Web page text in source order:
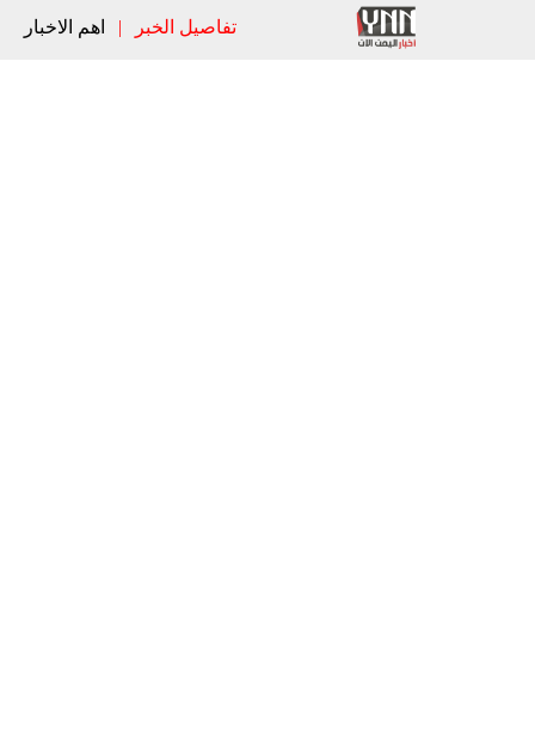
تفاصيل الخبر | اهم الاخبار